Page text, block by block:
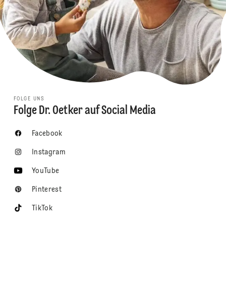
FOLGE UNS
Folge Dr. Oetker auf Social Media
Facebook
Instagram
YouTube
Pinterest
TikTok